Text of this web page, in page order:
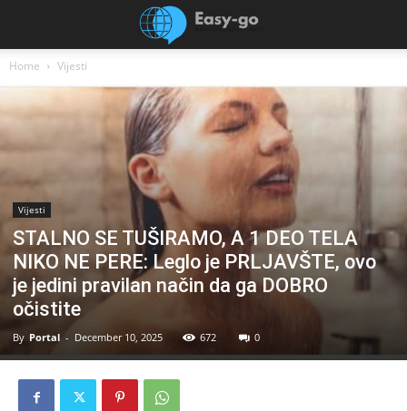
Home Vijesti
Vijesti
STALNO SE TUŠIRAMO, A 1 DEO TELA
NIKO NE PERE: Leglo je PRLJAVŠTE, ovo
je jedini pravilan način da ga DOBRO
očistite
By Portal - December 10, 2025 672 0